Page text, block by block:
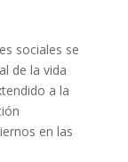
sociales se
de la vida
a la
en las